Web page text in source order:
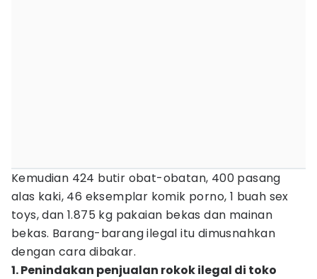
Kemudian 424 butir obat-obatan, 400 pasang
alas kaki, 46 eksemplar komik porno, 1 buah sex
toys, dan 1.875 kg pakaian bekas dan mainan
bekas. Barang-barang ilegal itu dimusnahkan
dengan cara dibakar.
1. Penindakan penjualan rokok ilegal di toko